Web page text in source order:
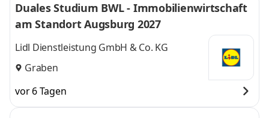
Duales Studium BWL - Immobilienwirtschaft
am Standort Augsburg 2027
Lidl Dienstleistung GmbH & Co. KG
Graben
vor 6 Tagen